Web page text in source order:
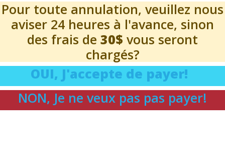
Pour toute annulation, veuillez nous
aviser 24 heures à l'avance, sinon
des frais de 30$ vous seront
chargés?
OUI, J'accepte de payer!
NON, Je ne veux pas pas payer!